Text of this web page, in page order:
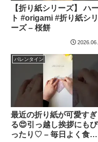
【折り紙シリーズ】 ハ
ト #origami #折り紙シリ
ーズ – 桜餅
バレンタイン
最近の折り紙が可愛すぎ
る😍引っ越し挨拶にもぴ
ったり♡ – 毎日よく食べ